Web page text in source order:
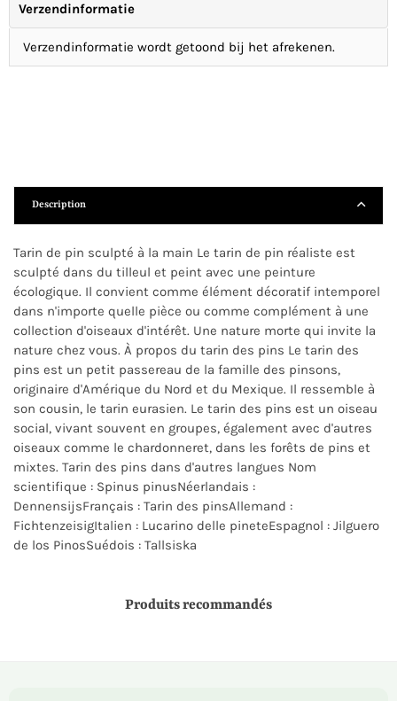
Verzendinformatie
Verzendinformatie wordt getoond bij het afrekenen.
Description
Tarin de pin sculpté à la main Le tarin de pin réaliste est
sculpté dans du tilleul et peint avec une peinture
écologique. Il convient comme élément décoratif intemporel
dans n'importe quelle pièce ou comme complément à une
collection d'oiseaux d'intérêt. Une nature morte qui invite la
nature chez vous. À propos du tarin des pins Le tarin des
pins est un petit passereau de la famille des pinsons,
originaire d'Amérique du Nord et du Mexique. Il ressemble à
son cousin, le tarin eurasien. Le tarin des pins est un oiseau
social, vivant souvent en groupes, également avec d'autres
oiseaux comme le chardonneret, dans les forêts de pins et
mixtes. Tarin des pins dans d'autres langues Nom
scientifique : Spinus pinusNéerlandais :
DennensijsFrançais : Tarin des pinsAllemand :
FichtenzeisigItalien : Lucarino delle pineteEspagnol : Jilguero
de los PinosSuédois : Tallsiska
Produits recommandés